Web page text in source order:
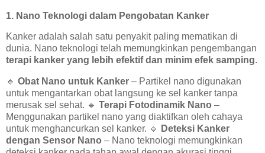
1. Nano Teknologi dalam Pengobatan Kanker
Kanker adalah salah satu penyakit paling mematikan di
dunia. Nano teknologi telah memungkinkan pengembangan
terapi kanker yang lebih efektif dan minim efek samping.
🔹 Obat Nano untuk Kanker – Partikel nano digunakan
untuk mengantarkan obat langsung ke sel kanker tanpa
merusak sel sehat. 🔹 Terapi Fotodinamik Nano –
Menggunakan partikel nano yang diaktifkan oleh cahaya
untuk menghancurkan sel kanker. 🔹
Deteksi Kanker
dengan Sensor Nano – Nano teknologi memungkinkan